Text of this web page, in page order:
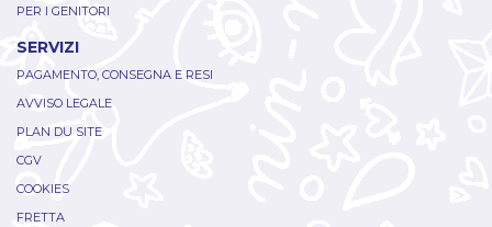
PER I GENITORI
SERVIZI
PAGAMENTO, CONSEGNA E RESI
AVVISO LEGALE
PLAN DU SITE
CGV
COOKIES
FRETTA